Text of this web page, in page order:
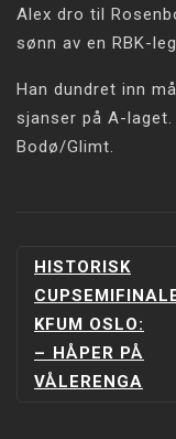
Alex dro til
sønn av en RBK-
Han dundret inn
sjanser på A-
Bodø/Glimt.
HISTORISK
KFUM OSLO:
–⁠ HÅPER PÅ
VÅLERENGA